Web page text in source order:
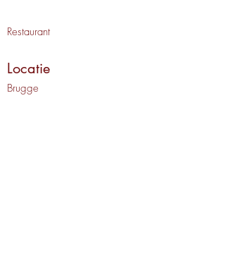
Restaurant
Locatie
Brugge